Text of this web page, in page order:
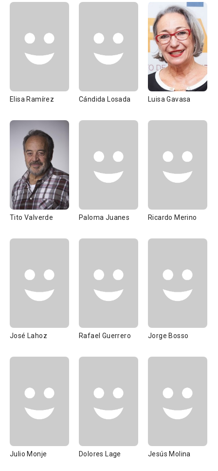
Elisa Ramírez Cándida Losada Luisa Gavasa
Tito Valverde Paloma Juanes Ricardo Merino
José Lahoz Rafael Guerrero Jorge Bosso
Julio Monje Dolores Lage Jesús Molina